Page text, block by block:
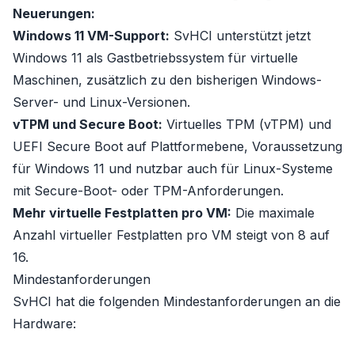
Neuerungen:
Windows 11 VM-Support: SvHCI unterstützt jetzt
Windows 11 als Gastbetriebssystem für virtuelle
Maschinen, zusätzlich zu den bisherigen Windows-
Server- und Linux-Versionen.
vTPM und Secure Boot: Virtuelles TPM (vTPM) und
UEFI Secure Boot auf Plattformebene, Voraussetzung
für Windows 11 und nutzbar auch für Linux-Systeme
mit Secure-Boot- oder TPM-Anforderungen.
Mehr virtuelle Festplatten pro VM: Die maximale
Anzahl virtueller Festplatten pro VM steigt von 8 auf
16.
Mindestanforderungen
SvHCI hat die folgenden Mindestanforderungen an die
Hardware: